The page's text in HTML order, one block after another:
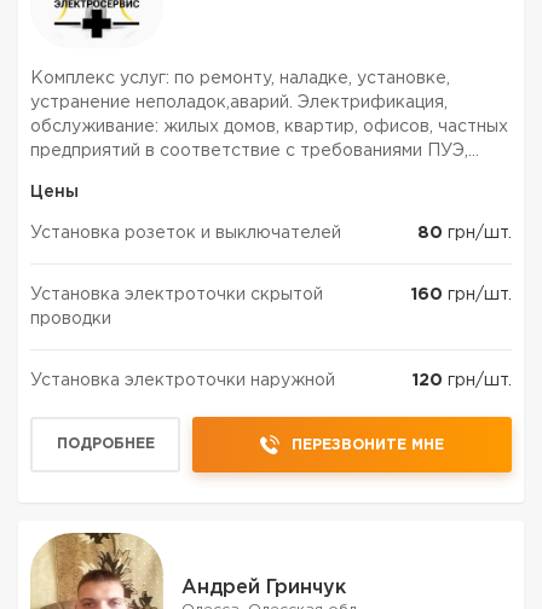
Комплекс услуг: по ремонту, наладке, установке,
устранение неполадок,аварий. Электрификация,
обслуживание: жилых домов, квартир, офисов, частных
предприятий в соответствие с требованиями ПУЭ,
-Электрика под ключ -Монтаж теплых полов -Монтаж
защитног...
Цены
Установка розеток и выключателей 80 грн/шт.
Установка электроточки скрытой
проводки
160 грн/шт.
Установка электроточки наружной 120 грн/шт.
ПОДРОБНЕЕ ПЕРЕЗВОНИТЕ МНЕ
Андрей Гринчук